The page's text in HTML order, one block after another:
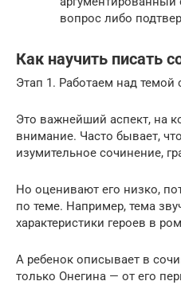
вопрос либо
Как научить писать
Этап 1. Работаем над темой
Это важнейший аспект, на
внимание. Часто бывает,
изумительное сочинение,
Но оценивают его низко,
по теме. Например, тема
характеристики героев в
А ребенок описывает в
только Онегина — от его